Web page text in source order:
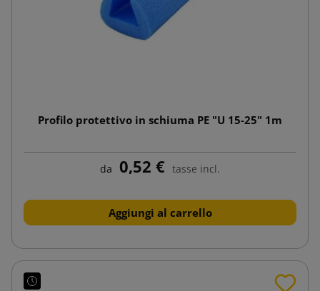
Profilo protettivo in schiuma PE "U 15-25" 1m
da 0,52 € tasse incl.
Aggiungi al carrello